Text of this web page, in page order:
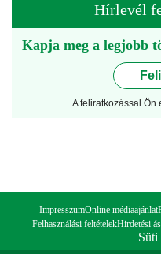
Hírlevél
Kapja meg a legjobb
A feliratkozással Ön
ImpresszumOnline médiaajánlat
Felhasználási feltételekHirdetési
Süti